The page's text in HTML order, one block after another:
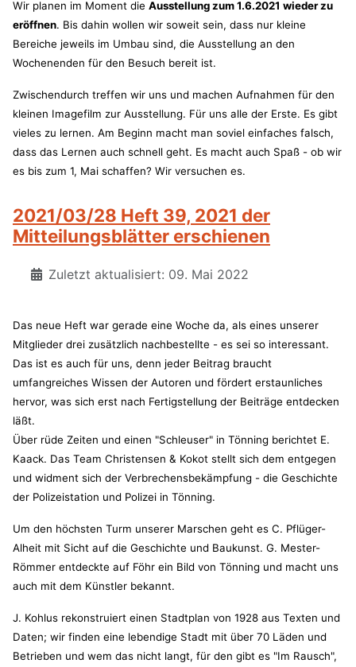
Wir planen im Moment die Ausstellung zum 1.6.2021 wieder zu
eröffnen. Bis dahin wollen wir soweit sein, dass nur kleine
Bereiche jeweils im Umbau sind, die Ausstellung an den
Wochenenden für den Besuch bereit ist.
Zwischendurch treffen wir uns und machen Aufnahmen für den
kleinen Imagefilm zur Ausstellung. Für uns alle der Erste. Es gibt
vieles zu lernen. Am Beginn macht man soviel einfaches falsch,
dass das Lernen auch schnell geht. Es macht auch Spaß - ob wir
es bis zum 1, Mai schaffen? Wir versuchen es.
2021/03/28 Heft 39, 2021 der
Mitteilungsblätter erschienen
Zuletzt aktualisiert: 09. Mai 2022
Das neue Heft war gerade eine Woche da, als eines unserer
Mitglieder drei zusätzlich nachbestellte - es sei so interessant.
Das ist es auch für uns, denn jeder Beitrag braucht
umfangreiches Wissen der Autoren und fördert erstaunliches
hervor, was sich erst nach Fertigstellung der Beiträge entdecken
läßt.
Über rüde Zeiten und einen "Schleuser" in Tönning berichtet E.
Kaack. Das Team Christensen & Kokot stellt sich dem entgegen
und widment sich der Verbrechensbekämpfung - die Geschichte
der Polizeistation und Polizei in Tönning.
Um den höchsten Turm unserer Marschen geht es C. Pflüger-
Alheit mit Sicht auf die Geschichte und Baukunst. G. Mester-
Römmer entdeckte auf Föhr ein Bild von Tönning und macht uns
auch mit dem Künstler bekannt.
J. Kohlus rekonstruiert einen Stadtplan von 1928 aus Texten und
Daten; wir finden eine lebendige Stadt mit über 70 Läden und
Betrieben und wem das nicht langt, für den gibt es "Im Rausch",